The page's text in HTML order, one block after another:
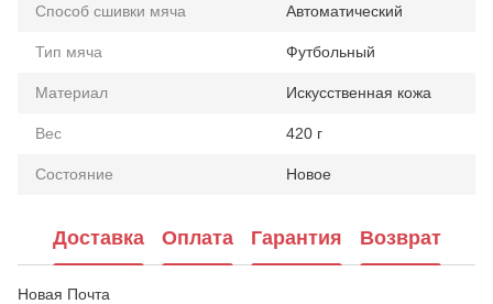
Способ сшивки мяча Автоматический
Тип мяча Футбольный
Материал Искусственная кожа
Вес 420 г
Состояние Новое
Доставка Оплата Гарантия Возврат
Новая Почта